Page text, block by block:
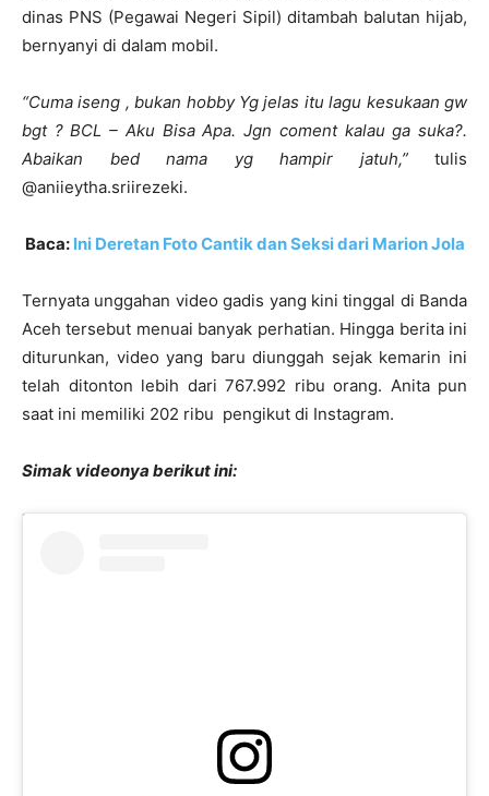
dinas PNS (Pegawai Negeri Sipil) ditambah balutan hijab,
bernyanyi di dalam mobil.
“Cuma iseng , bukan hobby Yg jelas itu lagu kesukaan gw
bgt ? BCL – Aku Bisa Apa. Jgn coment kalau ga suka?.
Abaikan bed nama yg hampir jatuh,”tulis
@aniieytha.sriirezeki.
Baca: Ini Deretan Foto Cantik dan Seksi dari Marion Jola
Ternyata unggahan video gadis yang kini tinggal di Banda
Aceh tersebut menuai banyak perhatian. Hingga berita ini
diturunkan, video yang baru diunggah sejak kemarin ini
telah ditonton lebih dari 767.992 ribu orang. Anita pun
saat ini memiliki 202 ribu pengikut di Instagram.
Simak videonya berikut ini: